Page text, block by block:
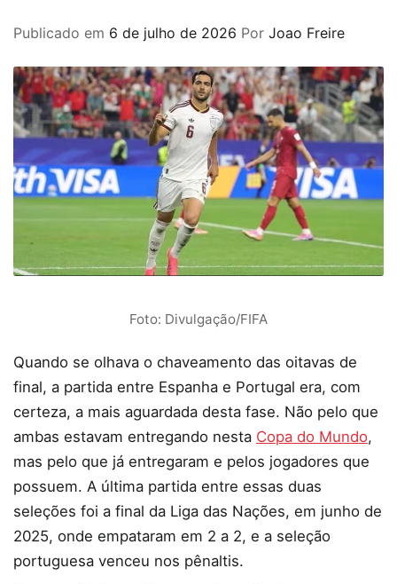
Publicado em 6 de julho de 2026 Por Joao Freire
Foto: Divulgação/FIFA
Quando se olhava o chaveamento das oitavas de
final, a partida entre Espanha e Portugal era, com
certeza, a mais aguardada desta fase. Não pelo que
ambas estavam entregando nesta Copa do Mundo,
mas pelo que já entregaram e pelos jogadores que
possuem. A última partida entre essas duas
seleções foi a final da Liga das Nações, em junho de
2025, onde empataram em 2 a 2, e a seleção
portuguesa venceu nos pênaltis.